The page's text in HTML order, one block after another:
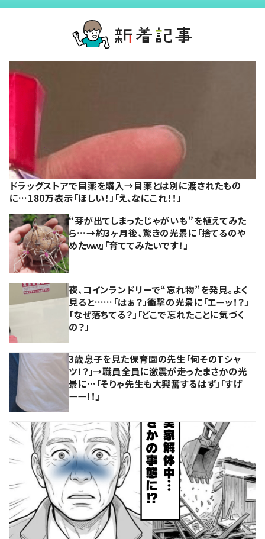
ドラッグストアで目薬を購入→目薬とは別に渡されたもの
に…180万表示「ほしい！」「え、なにこれ！！」
“芽が出てしまったじゃがいも”を植えてみた
ら…→約3ヶ月後、驚きの光景に「捨てるのや
めたｗｗ」「育ててみたいです！」
夜、コインランドリーで“忘れ物”を発見。よく
見ると……「はぁ？」衝撃の光景に「エーッ！？」
「なぜ落ちてる？」「どこで忘れたことに気づく
の？」
3歳息子を見た保育園の先生「何そのTシャ
ツ！？」→職員全員に激震が走ったまさかの光
景に…「そりゃ先生も大興奮するはず」「すげ
ーー！！」